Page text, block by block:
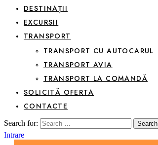
DESTINAȚII
EXCURSII
TRANSPORT
TRANSPORT CU AUTOCARUL
TRANSPORT AVIA
TRANSPORT LA COMANDĂ
SOLICITĂ OFERTA
CONTACTE
Search for: Search
Intrare